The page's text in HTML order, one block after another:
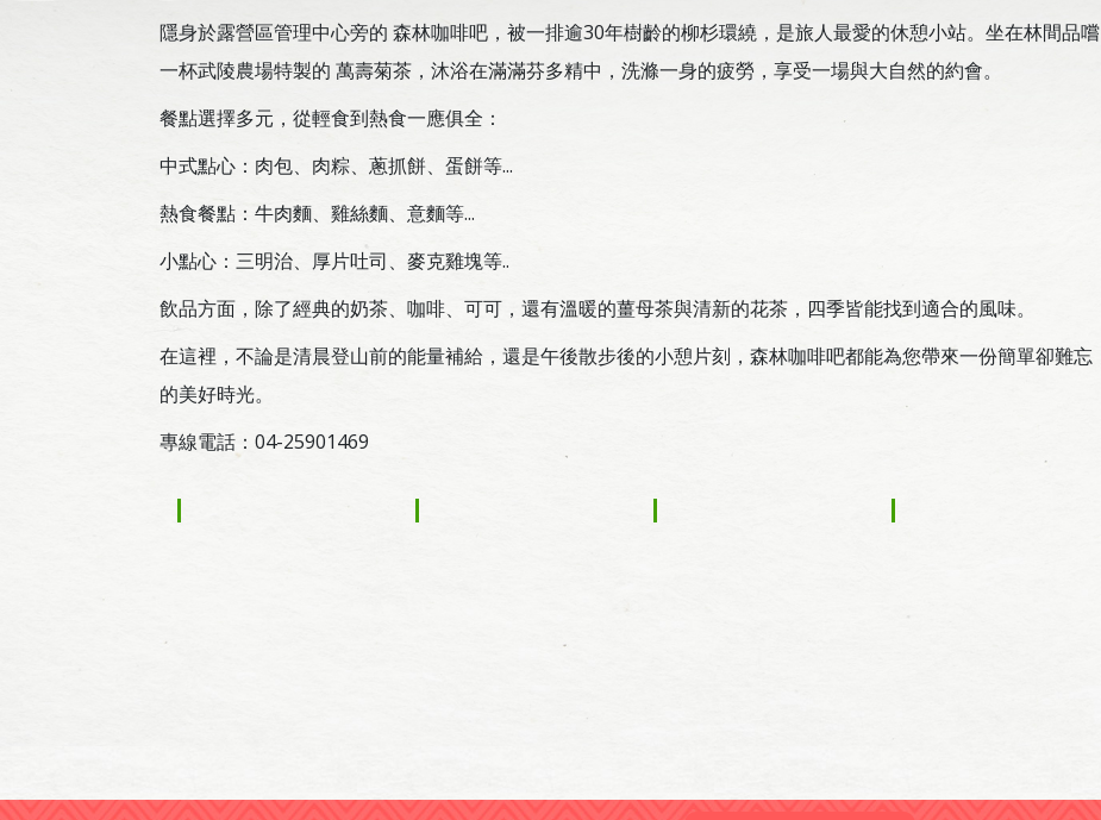
隱身於露營區管理中心旁的 森林咖啡吧，被一排逾30年樹齡的柳杉環繞，是旅人最愛的休憩小站。坐在林間品嚐
一杯武陵農場特製的 萬壽菊茶，沐浴在滿滿芬多精中，洗滌一身的疲勞，享受一場與大自然的約會。
餐點選擇多元，從輕食到熱食一應俱全：
中式點心：肉包、肉粽、蔥抓餅、蛋餅等...
熱食餐點：牛肉麵、雞絲麵、意麵等...
小點心：三明治、厚片吐司、麥克雞塊等..
飲品方面，除了經典的奶茶、咖啡、可可，還有溫暖的薑母茶與清新的花茶，四季皆能找到適合的風味。
在這裡，不論是清晨登山前的能量補給，還是午後散步後的小憩片刻，森林咖啡吧都能為您帶來一份簡單卻難忘
的美好時光。
專線電話：04-25901469